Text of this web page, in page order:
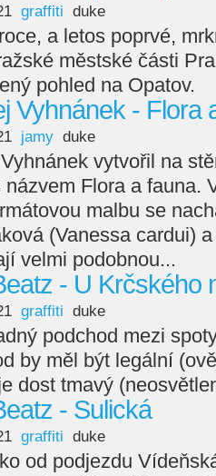
graffiti duke
a letos poprvé,
městské části
pohled na Opatov.
Vyhnánek - Flora
jamy duke
vytvořil na
názvem Flora a fauna.
malbu se
(Vanessa cardui)
velmi podobnou...
- U Krčského
graffiti duke
podchod mezi
by měl být legální
dost tmavý
- Sulická
graffiti duke
od podjezdu